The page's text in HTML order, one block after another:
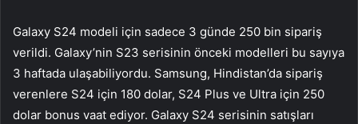
Galaxy S24 modeli için sadece 3 günde 250 bin sipariş
verildi. Galaxy’nin S23 serisinin önceki modelleri bu sayıya
3 haftada ulaşabiliyordu. Samsung, Hindistan’da sipariş
verenlere S24 için 180 dolar, S24 Plus ve Ultra için 250
dolar bonus vaat ediyor. Galaxy S24 serisinin satışları